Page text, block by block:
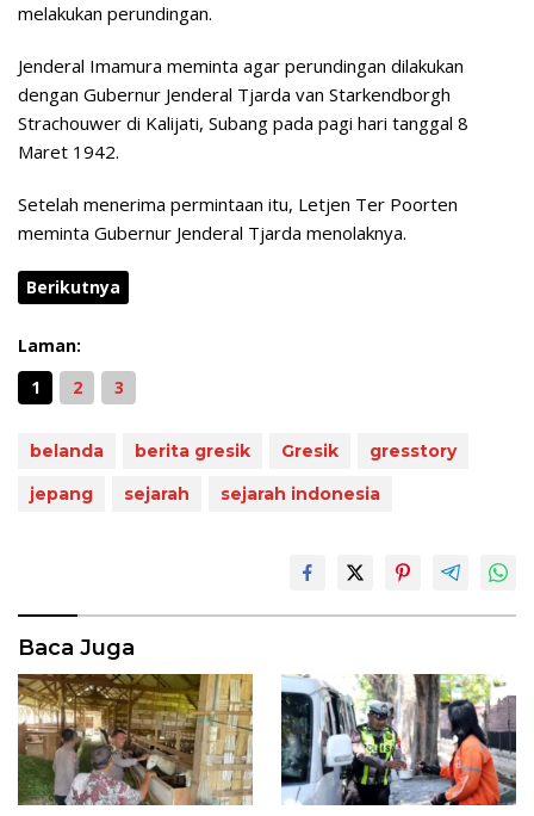
melakukan perundingan.
Jenderal Imamura meminta agar perundingan dilakukan
dengan Gubernur Jenderal Tjarda van Starkendborgh
Strachouwer di Kalijati, Subang pada pagi hari tanggal 8
Maret 1942.
Setelah menerima permintaan itu, Letjen Ter Poorten
meminta Gubernur Jenderal Tjarda menolaknya.
Berikutnya
Laman:
1
2 3
belanda berita gresik Gresik
gresstory
jepang
sejarah sejarah indonesia
Baca Juga